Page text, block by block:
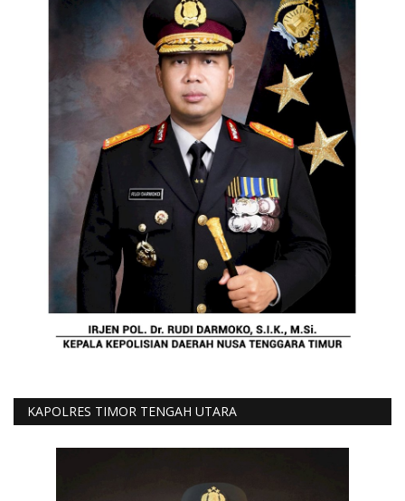
KAPOLRES TIMOR TENGAH UTARA